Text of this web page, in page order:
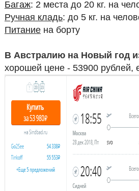
Багаж: 2 места до 20 кг. на
Ручная кладь: до 5 кг. на
Питаниена борту
В Австралию на Новый год
хорошей цене - 53900 рублей,